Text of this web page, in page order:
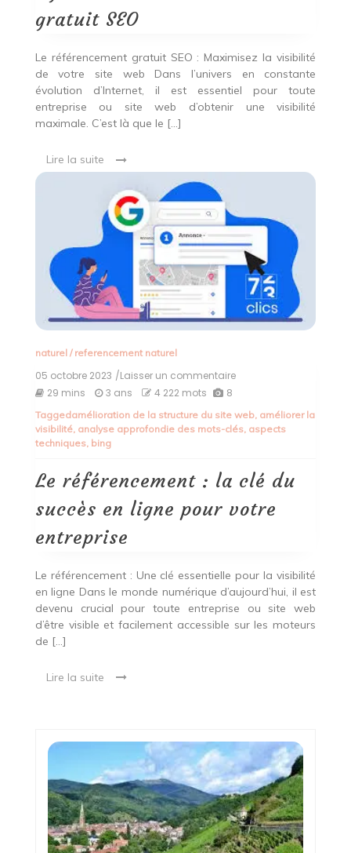
gratuit SEO
Le référencement gratuit SEO : Maximisez la visibilité
de votre site web Dans l’univers en constante
évolution d’Internet, il est essentiel pour toute
entreprise ou site web d’obtenir une visibilité
maximale. C’est là que le […]
Lire la suite
naturel / referencement naturel
05 octobre 2023 /Laisser un commentaireon
:
la
succès
en
ligne
pour
29 mins 3 ans 4 222 mots 8
Taggedamélioration de la structure du site web, améliorer la
visibilité, analyse approfondie des mots-clés, aspects
techniques, bing
Le référencement : la clé du
succès en ligne pour votre
entreprise
Le référencement : Une clé essentielle pour la visibilité
en ligne Dans le monde numérique d’aujourd’hui, il est
devenu crucial pour toute entreprise ou site web
d’être visible et facilement accessible sur les moteurs
de […]
Lire la suite